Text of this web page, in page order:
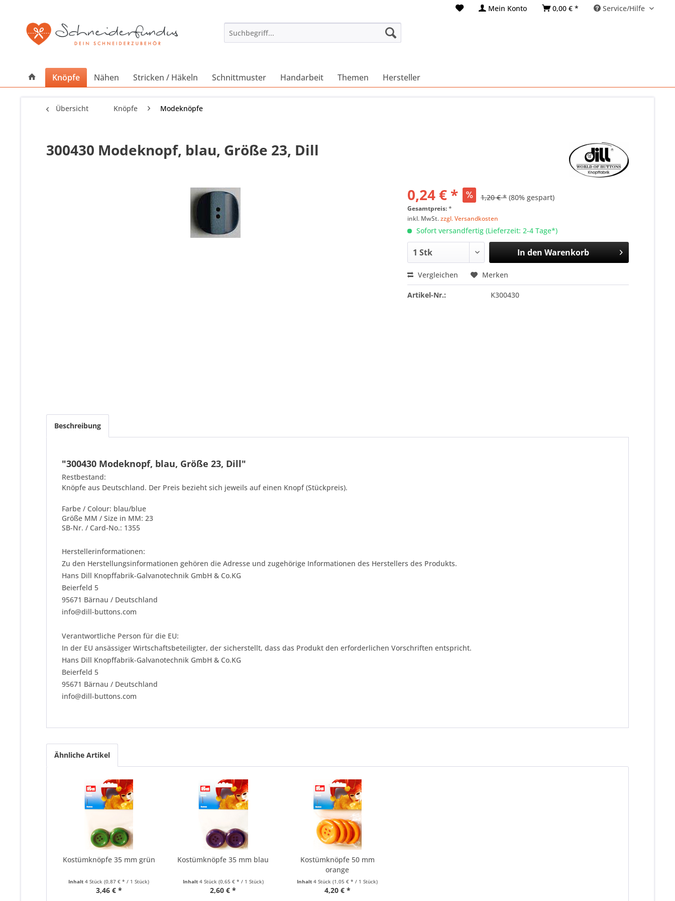
Mein Konto 0,00 € * Service/Hilfe
Knöpfe Nähen Stricken / Häkeln Schnittmuster Handarbeit Themen Hersteller
Übersicht Knöpfe Modeknöpfe
300430 Modeknopf, blau, Größe 23, Dill
0,24 € * 1,20 € * (80% gespart)
Gesamtpreis:*
inkl. MwSt.zzgl. Versandkosten
Sofort versandfertig (Lieferzeit: 2-4 Tage*)
In den Warenkorb
Vergleichen Merken
Artikel-Nr.: K300430
Beschreibung
"300430 Modeknopf, blau, Größe 23, Dill"
Restbestand:
Knöpfe aus Deutschland. Der Preis bezieht sich jeweils auf einen Knopf (Stückpreis).
Farbe / Colour: blau/blue
Größe MM / Size in MM: 23
SB-Nr. / Card-No.: 1355
Herstellerinformationen:
Zu den Herstellungsinformationen gehören die Adresse und zugehörige Informationen des Herstellers des Produkts.
Hans Dill Knopffabrik-Galvanotechnik GmbH & Co.KG
Beierfeld 5
95671 Bärnau / Deutschland
info@dill-buttons.com
Verantwortliche Person für die EU:
In der EU ansässiger Wirtschaftsbeteiligter, der sicherstellt, dass das Produkt den erforderlichen Vorschriften entspricht.
Hans Dill Knopffabrik-Galvanotechnik GmbH & Co.KG
Beierfeld 5
95671 Bärnau / Deutschland
info@dill-buttons.com
Ähnliche Artikel
Kostümknöpfe 35 mm grün
Inhalt4 Stück(0,87 € * / 1 Stück)
3,46 € *
Kostümknöpfe 35 mm blau
Inhalt 4 Stück (0,65 € * / 1 Stück)
2,60 € *
Kostümknöpfe 50 mm
orange
Inhalt4 Stück(1,05 € * / 1 Stück)
4,20 € *